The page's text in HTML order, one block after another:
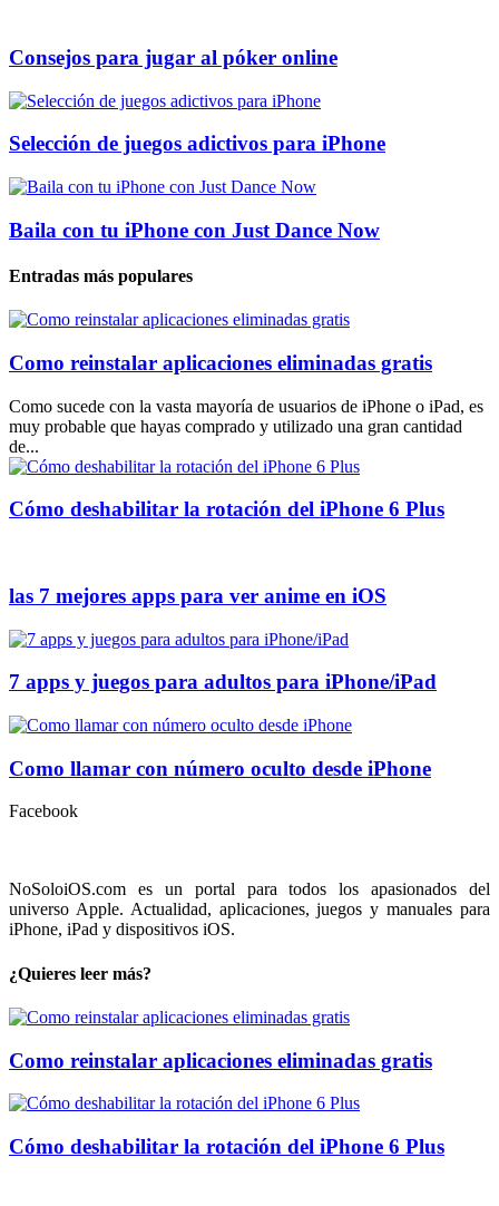
Consejos para jugar al póker online
Selección de juegos adictivos para iPhone
Baila con tu iPhone con Just Dance Now
Entradas más populares
Como reinstalar aplicaciones eliminadas gratis
Como sucede con la vasta mayoría de usuarios de iPhone o iPad, es
muy probable que hayas comprado y utilizado una gran cantidad
de...
Cómo deshabilitar la rotación del iPhone 6 Plus
las 7 mejores apps para ver anime en iOS
7 apps y juegos para adultos para iPhone/iPad
Como llamar con número oculto desde iPhone
Facebook
NoSoloiOS.com es un portal para todos los apasionados del
universo Apple. Actualidad, aplicaciones, juegos y manuales para
iPhone, iPad y dispositivos iOS.
¿Quieres leer más?
Como reinstalar aplicaciones eliminadas gratis
Cómo deshabilitar la rotación del iPhone 6 Plus